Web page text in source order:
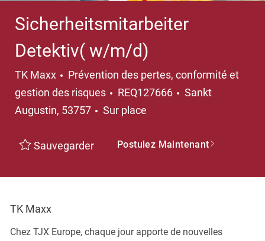
Sicherheitsmitarbeiter
Detektiv( w/m/d)
TK Maxx Catégorie
Prévention des pertes, conformité et
gestion des risques
REQ127666 Emplacement
Sankt
Augustin, 53757
Sur place
Sauvegarder Postulez Maintenant
TK Maxx
Chez TJX Europe, chaque jour apporte de nouvelles